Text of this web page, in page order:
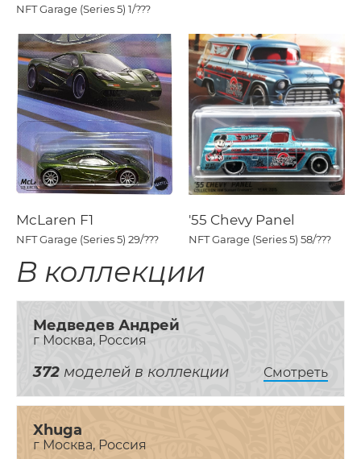
NFT Garage (Series 5) 1/???
McLaren F1
NFT Garage (Series 5) 29/???
'55 Chevy Panel
NFT Garage (Series 5) 58/???
В коллекции
Медведев Андрей
г Москва, Россия
372 моделей в коллекции Смотреть
Xhuga
г Москва, Россия